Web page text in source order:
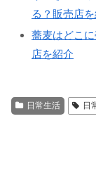
る？販売店
蕎麦はどこ
店を紹介
日常生活 日